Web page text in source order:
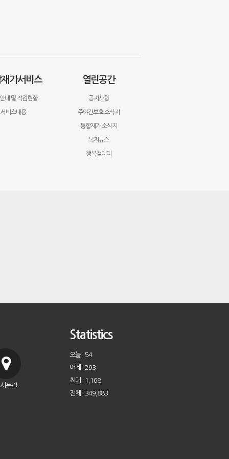
가서비스
내 및 직원현황
서비스내용
열린공간
공지사항
주야간보호 소식지
통합재가 소식지
복지뉴스
행복갤러리
는길
Statistics
오늘 : 54
어제 : 293
최대 : 1,168
전체 : 349,883